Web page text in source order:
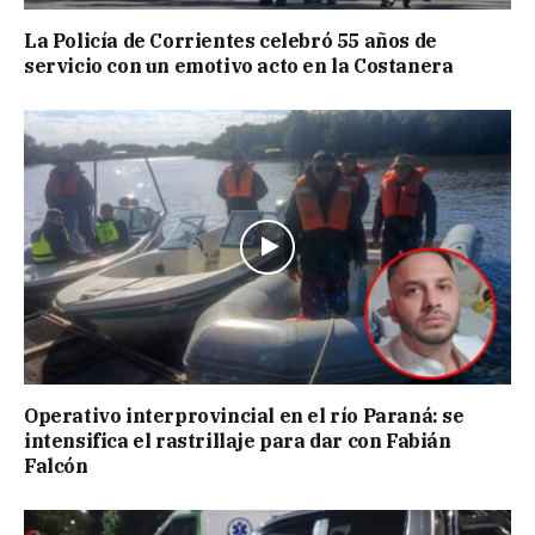
La Policía de Corrientes celebró 55 años de
servicio con un emotivo acto en la Costanera
Operativo interprovincial en el río Paraná: se
intensifica el rastrillaje para dar con Fabián
Falcón